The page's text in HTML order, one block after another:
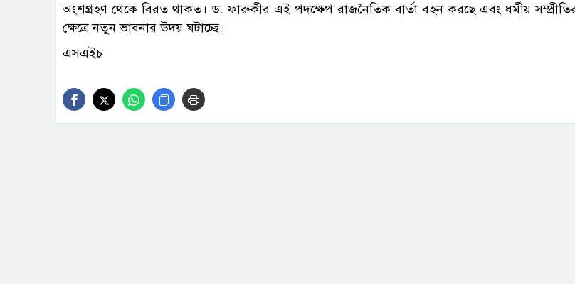
অংশগ্রহণ থেকে বিরত থাকত। ড. ফারুকীর এই পদক্ষেপ রাজনৈতিক বার্তা বহন করছে এবং ধর্মীয়
ক্ষেত্রে নতুন ভাবনার উদয় ঘটাচ্ছে।
এসএইচ